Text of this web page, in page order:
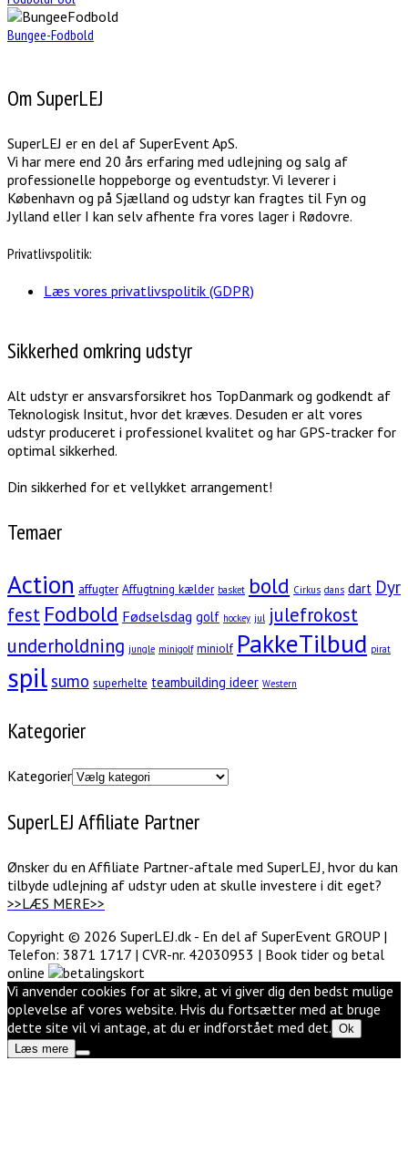
Bungee-Fodbold
Om SuperLEJ
SuperLEJ er en del af SuperEvent ApS.
Vi har mere end 20 års erfaring med udlejning og salg af
professionelle hoppeborge og eventudstyr. Vi leverer i
København og på Sjælland og udstyr kan fragtes til Fyn og
Jylland eller I kan selv afhente fra vores lager i Rødovre.
Privatlivspolitik:
Læs vores privatlivspolitik (GDPR)
Sikkerhed omkring udstyr
Alt udstyr er ansvarsforsikret hos TopDanmark og godkendt af
Teknologisk Insitut, hvor det kræves. Desuden er alt vores
udstyr produceret i professionel kvalitet og har GPS-tracker for
optimal sikkerhed.
Din sikkerhed for et vellykket arrangement!
Temaer
Action affugter Affugtning kælder basket bold Cirkus dans dart Dyr
fest Fodbold Fødselsdag golf hockey jul julefrokost
underholdning jungle minigolf miniolf PakkeTilbud pirat
spilsumo superhelte teambuilding ideer Western
Kategorier
Kategorier
SuperLEJ Affiliate Partner
Ønsker du en Affiliate Partner-aftale med SuperLEJ, hvor du kan
tilbyde udlejning af udstyr uden at skulle investere i dit eget?
>>LÆS MERE>>
Copyright © 2026 SuperLEJ.dk - En del af SuperEvent GROUP |
Telefon: 3871 1717 | CVR-nr. 42030953 | Book tider og betal
online
Vi anvender cookies for at sikre, at vi giver dig den bedst mulige
oplevelse af vores website. Hvis du fortsætter med at bruge
dette site vil vi antage, at du er indforstået med det. Ok
Læs mere